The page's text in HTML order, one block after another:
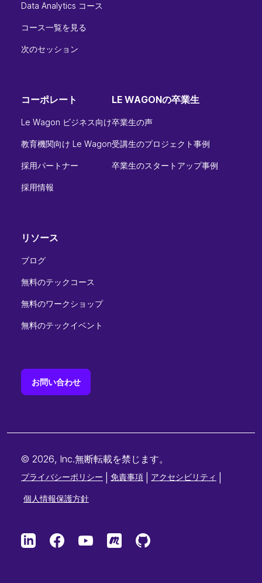
Data Analytics コース
コース一覧を見る
次のセッション
コーポレート
Le Wagon ビジネス向け
教育機関向け Le Wagon
採用パートナー
採用情報
LE WAGONの卒業生
卒業生の声
受講生のプロジェクト事例
卒業生のスタートアップ事例
リソース
ブログ
無料のテックコース
無料のワークショップ
無料のテックイベント
お問い合わせ
© 2026, Inc.無断転載を禁じます。
プライバシーポリシー 免責事項 アクセシビリティ
個人情報保護方針